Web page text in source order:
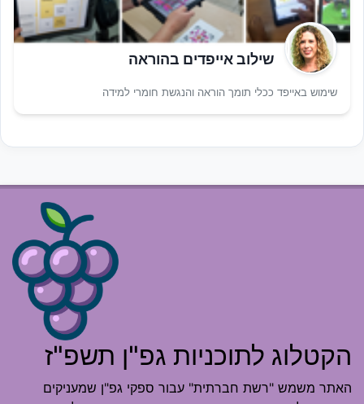
שילוב אייפדים בהוראה
שימוש באייפד ככלי תומך הוראה והנגשת חומרי למידה
הקטלוג לתוכניות גפ"ן תשפ"ז
האתר משמש "רשת חברתית" עבור ספקי גפ"ן שמעניקים